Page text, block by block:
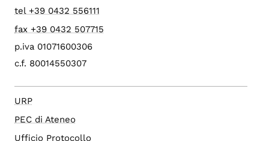
tel +39 0432 556111
fax +39 0432 507715
p.iva 01071600306
c.f. 80014550307
URP
PEC di Ateneo
Ufficio Protocollo